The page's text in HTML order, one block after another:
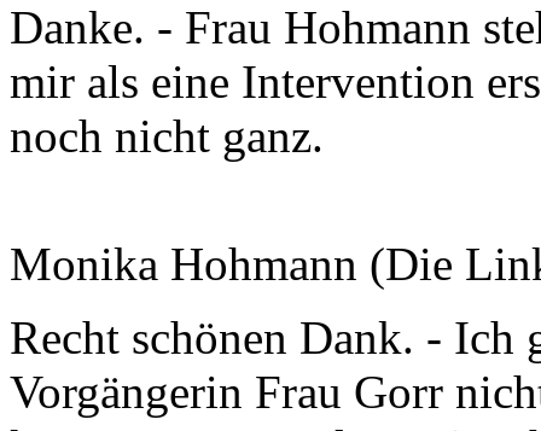
Danke. - Frau Hohmann
mir als eine Intervention
noch nicht ganz.
Monika Hohmann (Die
Recht schönen Dank. - Ich
Vorgängerin Frau Gorr